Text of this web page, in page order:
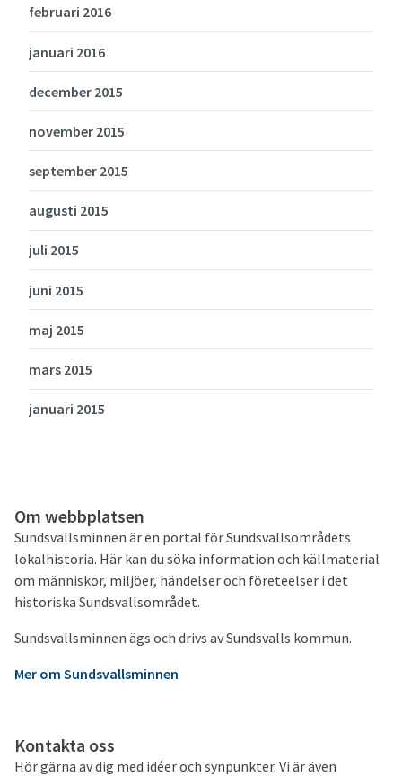
februari 2016
januari 2016
december 2015
november 2015
september 2015
augusti 2015
juli 2015
juni 2015
maj 2015
mars 2015
januari 2015
Om webbplatsen
Sundsvallsminnen är en portal för Sundsvallsområdets
lokalhistoria. Här kan du söka information och källmaterial
om människor, miljöer, händelser och företeelser i det
historiska Sundsvallsområdet.
Sundsvallsminnen ägs och drivs av Sundsvalls kommun.
Mer om Sundsvallsminnen
Kontakta oss
Hör gärna av dig med idéer och synpunkter. Vi är även